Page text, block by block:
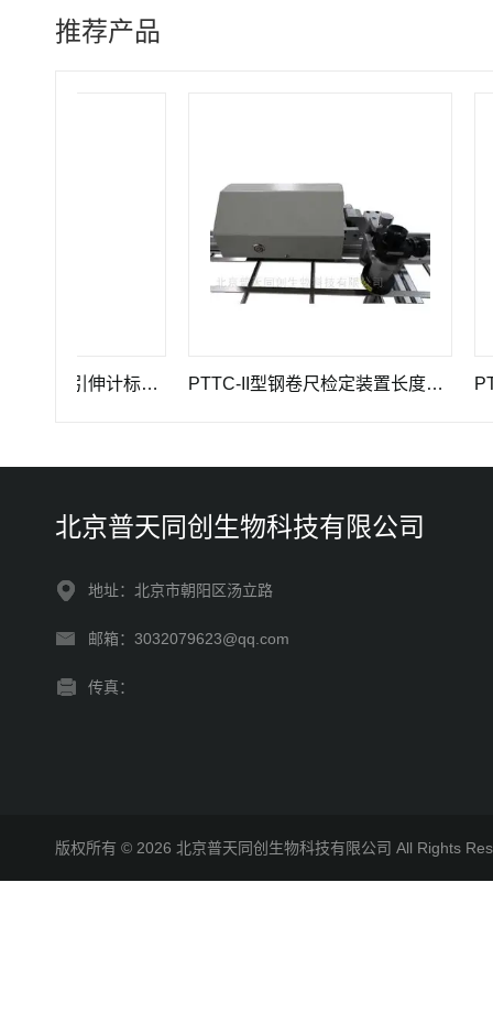
推荐产品
GWB-200JA型高精度引伸计标定仪长度计量器具 PTTC-II型钢卷尺检定装置长度计量仪器 PTTC标
北京普天同创生物科技有限公司
地址：北京市朝阳区汤立路
邮箱：3032079623@qq.com
传真：
版权所有 © 2026 北京普天同创生物科技有限公司 All Rights